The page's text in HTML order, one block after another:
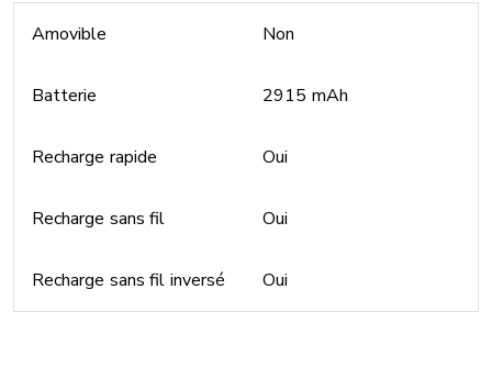
Amovible Non
Batterie 2915 mAh
Recharge rapide Oui
Recharge sans fil Oui
Recharge sans fil inversé Oui